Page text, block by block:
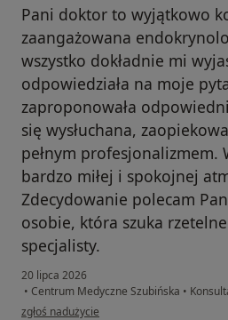
Pani doktor to wyjątkowo
zaangażowana
wszystko dokładnie mi
odpowiedziała na moje
zaproponowała
się wysłuchana,
pełnym profesjonalizmem.
bardzo miłej i spokojnej
Zdecydowanie polecam
osobie, która szuka
specjalisty.
20 lipca 2026
• Centrum Medyczne Szubińska •
w opinii użytkownika Natalia K
zgłoś nadużycie